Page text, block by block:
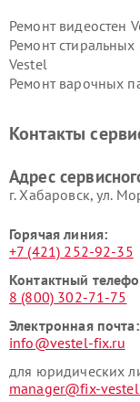
Ремонт видеостен
Ремонт
Vestel
Ремонт варочных
Контакты
Адрес
г. Хабаровск, ул.
Горячая линия:
+7 (421) 252-92-35
Контактный
8 (800) 302-71-75
Электронная почта:
info@vestel-fix.ru
для юридических
manager@fix-